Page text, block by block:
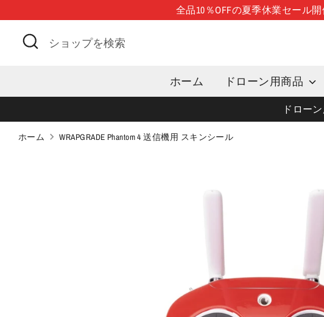
ン
移
全品10％OFFの夏季休業セール
検
索
シ
ョ
を
ホーム ドローン用商品
ドロー
ホーム WRAPGRADE Phantom 4 送信機用 スキンシール